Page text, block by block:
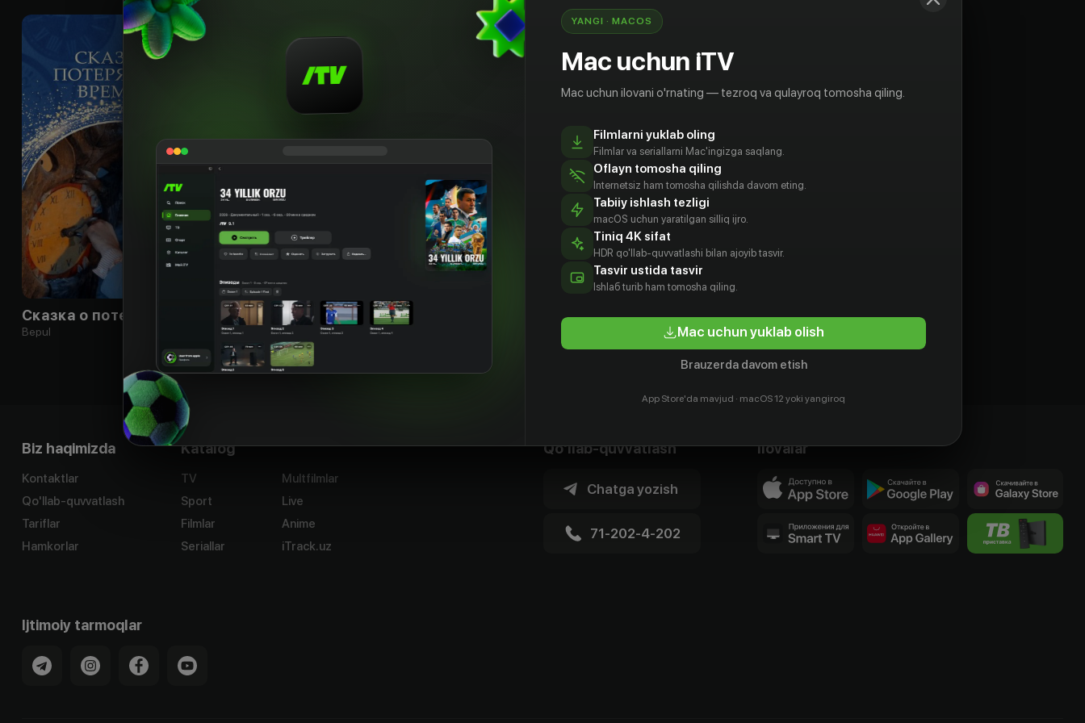
Bepul
Biz haqimizda
Kontaktlar
Qo'llab-quvvatlash
Tariflar
Hamkorlar
Katalog
TV
Sport
Filmlar
Seriallar
Multfilmlar
Live
Anime
iTrack.uz
Qo'llab-quvvatlash
Chatga yozish
71-202-4-202
Ilovalar
Ijtimoiy tarmoqlar
YANGI · MACOS
Mac uchun iTV
Mac uchun ilovani o'rnating — tezroq va qulayroq tomosha qiling.
Filmlarni yuklab oling
Filmlar va seriallarni Mac'ingizga saqlang.
Oflayn tomosha qiling
Internetsiz ham tomosha qilishda davom eting.
Tabiiy ishlash tezligi
macOS uchun yaratilgan silliq ijro.
Tiniq 4K sifat
HDR qo'llab-quvvatlashi bilan ajoyib tasvir.
Tasvir ustida tasvir
Ishlаб turib ham tomosha qiling.
Mac uchun yuklab olish
Brauzerda davom etish
App Store'da mavjud · macOS 12 yoki yangiroq